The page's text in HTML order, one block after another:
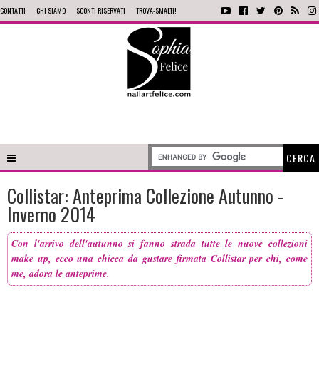
CONTATTI CHI SIAMO SCONTI RISERVATI TROVA-SMALTI!
Collistar: Anteprima Collezione Autunno -
Inverno 2014
Con l'arrivo dell'autunno si fanno strada tutte le nuove collezioni
make up, ecco una chicca da gustare firmata Collistar per chi, come
me, adora le anteprime.